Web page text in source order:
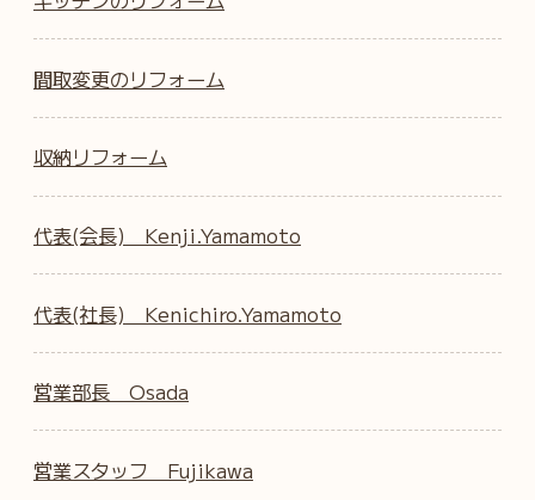
間取変更のリフォーム
収納リフォーム
代表(会長) Kenji.Yamamoto
代表(社長) Kenichiro.Yamamoto
営業部長 Osada
営業スタッフ Fujikawa